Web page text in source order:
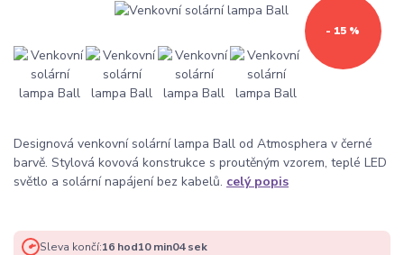
- 15 %
Designová venkovní solární lampa Ball od Atmosphera v černé
barvě. Stylová kovová konstrukce s proutěným vzorem, teplé LED
světlo a solární napájení bez kabelů. celý popis
Sleva končí:16hod10min04sek